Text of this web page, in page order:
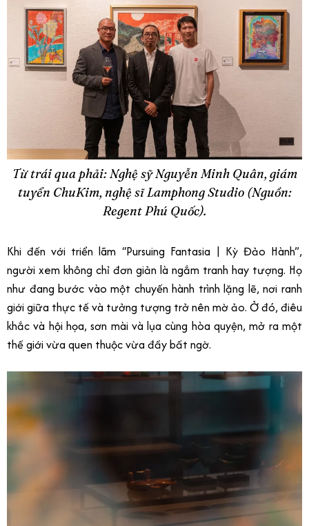
Từ trái qua phải: Nghệ sỹ Nguyễn Minh Quân, giám
tuyển ChuKim, nghệ sĩ Lamphong Studio (Nguồn:
Regent Phú Quốc).
Khi đến với triển lãm “Pursuing Fantasia | Kỳ Đảo Hành”,
người xem không chỉ đơn giản là ngắm tranh hay tượng. Họ
như đang bước vào một chuyến hành trình lặng lẽ, nơi ranh
giới giữa thực tế và tưởng tượng trở nên mờ ảo. Ở đó, điêu
khắc và hội họa, sơn mài và lụa cùng hòa quyện, mở ra một
thế giới vừa quen thuộc vừa đầy bất ngờ.